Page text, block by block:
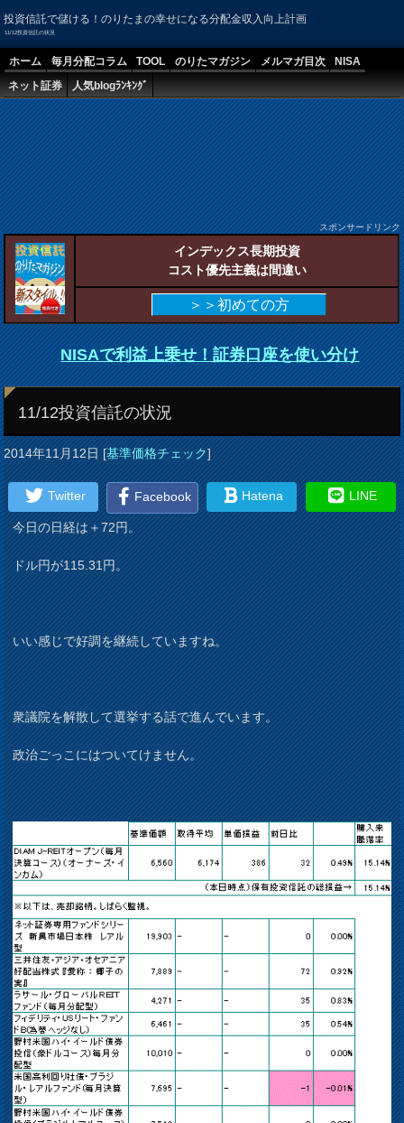
投資信託で儲ける！のりたまの幸せになる分配金収入向上計画
11/12投資信託の状況
ホーム 毎月分配コラム TOOL のりたマガジン メルマガ目次
NISA
ネット証券
人気blogﾗﾝｷﾝｸﾞ
スポンサードリンク
インデックス長期投資
コスト優先主義は間違い
＞＞初めての方
NISAで利益上乗せ！証券口座を使い分け
11/12投資信託の状況
2014年11月12日[基準価格チェック]
Twitter Facebook Hatena LINE
今日の日経は＋72円。
ドル円が115.31円。
いい感じで好調を継続していますね。
衆議院を解散して選挙する話で進んでいます。
政治ごっこにはついてけません。